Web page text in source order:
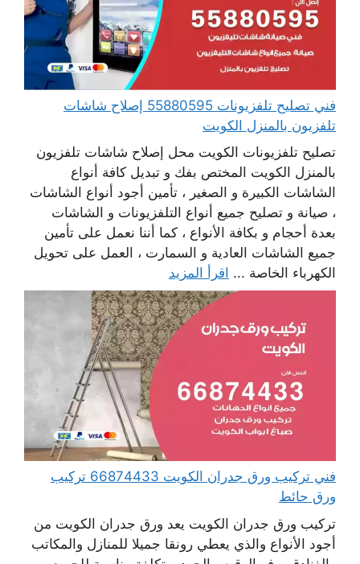
فني تصليح تلفزيونات 55880595 إصلاح شاشات
تلفزيون بالمنزل الكويت
تصليح تلفزيونات الكويت محل إصلاح شاشات تلفزيون
بالمنزل الكويت المختص بفك و تبديل كافة أنواع
الشاشات الكبيرة و الصغير ، تأمين أجود أنواع الشاشات
، صيانة و تصليح جميع أنواع التلفزيونات و الشاشات
بعدة أحجام و بكافة الأنواع ، كما أننا نعمل على تأمين
جميع الشاشات العادية و السمارت ، العمل على تحويل
الكهرباء الخاصة ... اقرأ المزيد
فني تركيب ورق جدران الكويت 66874433 تركيب
ورق حائط
تركيب ورق جدران الكويت يعد ورق جدران الكويت من
أجود الأنواع والذي يعطي رونقا جميلا للمنازل والمكاتب